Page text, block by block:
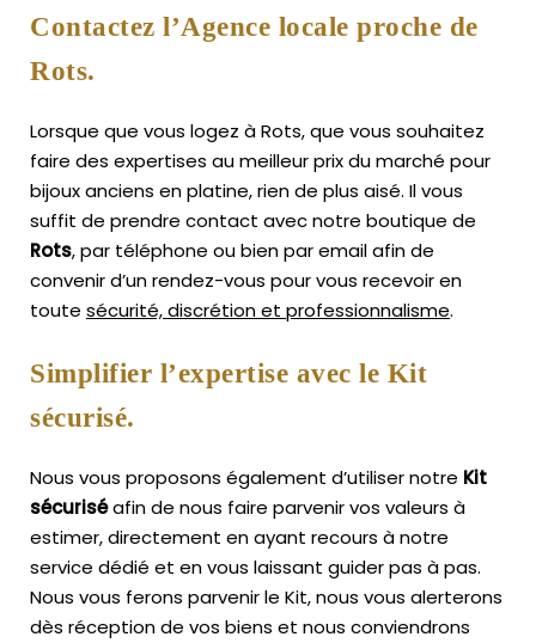
Contactez l’Agence locale proche de
Rots.
Lorsque que vous logez à Rots, que vous souhaitez
faire des expertises au meilleur prix du marché pour
bijoux anciens en platine, rien de plus aisé. Il vous
suffit de prendre contact avec notre boutique de
Rots, par téléphone ou bien par email afin de
convenir d’un rendez-vous pour vous recevoir en
toute sécurité, discrétion et professionnalisme.
Simplifier l’expertise avec le Kit
sécurisé.
Nous vous proposons également d’utiliser notre Kit
sécuriséafin de nous faire parvenir vos valeurs à
estimer, directement en ayant recours à notre
service dédié et en vous laissant guider pas à pas.
Nous vous ferons parvenir le Kit, nous vous alerterons
dès réception de vos biens et nous conviendrons